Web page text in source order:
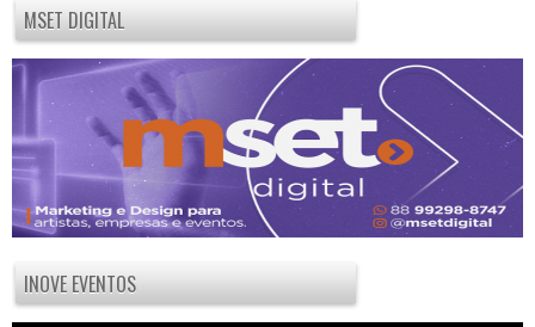
MSET DIGITAL
INOVE EVENTOS